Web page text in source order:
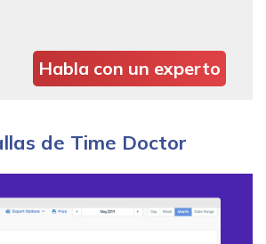
Habla con un experto
de Time Doctor